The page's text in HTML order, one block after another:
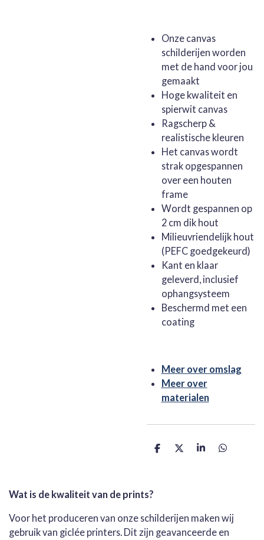
Onze canvas
schilderijen worden
met de hand voor jou
gemaakt
Hoge kwaliteit en
spierwit canvas
Ragscherp &
realistische kleuren
Het canvas wordt
strak opgespannen
over een houten
frame
Wordt gespannen op
2 cm dik hout
Milieuvriendelijk hout
(PEFC goedgekeurd)
Kant en klaar
geleverd, inclusief
ophangsysteem
Beschermd met een
coating
Meer over omslag
Meer over
materialen
D
D
S
D
Wat is de kwaliteit van de prints?
Voor het produceren van onze schilderijen maken wij
gebruik van giclée printers. Dit zijn geavanceerde en